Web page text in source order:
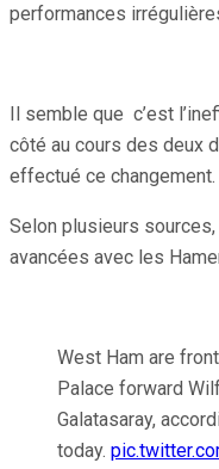
performances
Il semble que c’est
côté au cours des deux
effectué ce changement.
Selon plusieurs
avancées avec les
West Ham are
Palace forward
Galatasaray,
today.